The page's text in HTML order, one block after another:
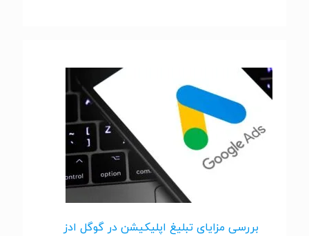
بررسی مزایای تبلیغ اپلیکیشن در گوگل ادز